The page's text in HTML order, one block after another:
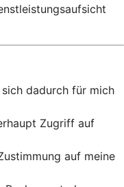
dadurch für mich
Zugriff auf
auf meine